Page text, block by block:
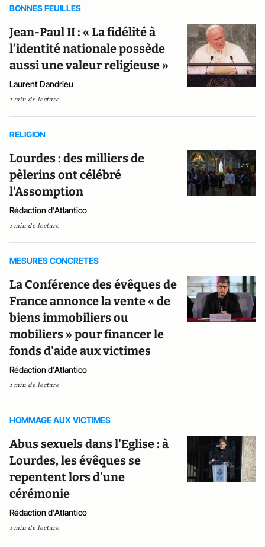
BONNES FEUILLES
Jean-Paul II : « La fidélité à
l’identité nationale possède
aussi une valeur religieuse »
Laurent Dandrieu
1 min de lecture
RELIGION
Lourdes : des milliers de
pèlerins ont célébré
l'Assomption
Rédaction d'Atlantico
1 min de lecture
MESURES CONCRETES
La Conférence des évêques de
France annonce la vente « de
biens immobiliers ou
mobiliers » pour financer le
fonds d'aide aux victimes
Rédaction d'Atlantico
1 min de lecture
HOMMAGE AUX VICTIMES
Abus sexuels dans l'Eglise : à
Lourdes, les évêques se
repentent lors d’une
cérémonie
Rédaction d'Atlantico
1 min de lecture